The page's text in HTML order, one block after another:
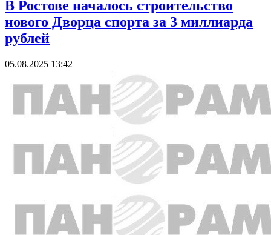
В Ростове началось строительство
нового Дворца спорта за 3 миллиарда
рублей
05.08.2025 13:42